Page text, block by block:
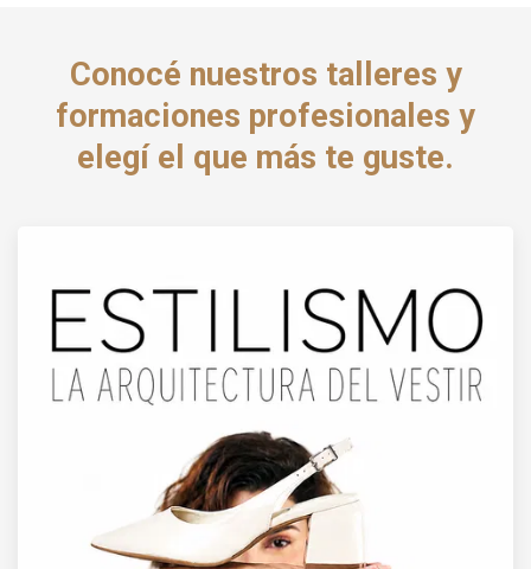
Conocé nuestros talleres y
formaciones profesionales y
elegí el que más te guste.